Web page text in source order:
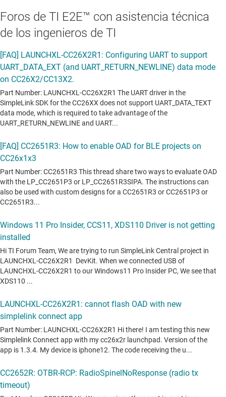
Foros de TI E2E™ con asistencia técnica
de los ingenieros de TI